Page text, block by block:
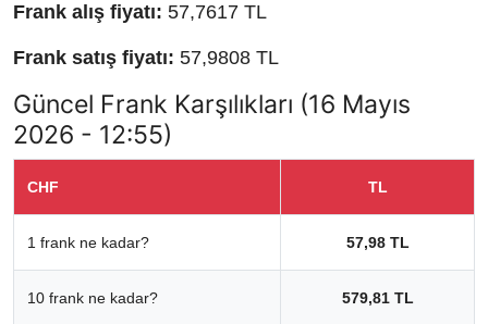
Frank alış fiyatı: 57,7617 TL
Frank satış fiyatı: 57,9808 TL
Güncel Frank Karşılıkları (16 Mayıs
2026 - 12:55)
CHF TL
1 frank ne kadar? 57,98 TL
10 frank ne kadar? 579,81 TL